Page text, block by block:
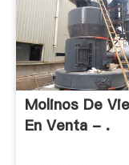
Molinos De
En Venta - .